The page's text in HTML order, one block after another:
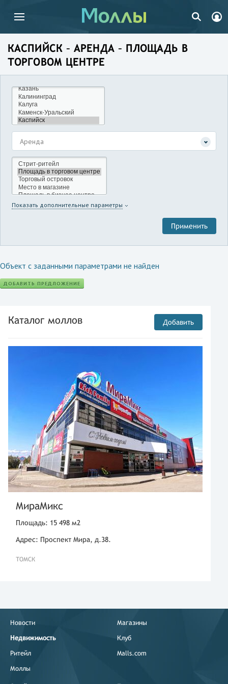
КАСПИЙСК – АРЕНДА – ПЛОЩАДЬ В
ТОРГОВОМ ЦЕНТРЕ
Аренда
Показать дополнительные параметры
Объект с заданными параметрами не найден
ДОБАВИТЬ ПРЕДЛОЖЕНИЕ
Каталог моллов Добавить
МираМикс
Площадь: 15 498 м2
Адрес: Проспект Мира, д.38.
ТОМСК
Новости
Недвижимость
Ритейл
Моллы
Магазины
Клуб
Malls.com